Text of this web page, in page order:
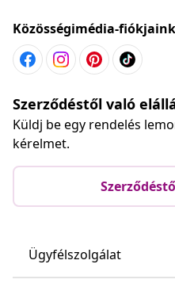
Közösségimédia-fiókjaink
Szerződéstől való
Küldj be egy rendelés
kérelmet.
Ügyfélszolgálat